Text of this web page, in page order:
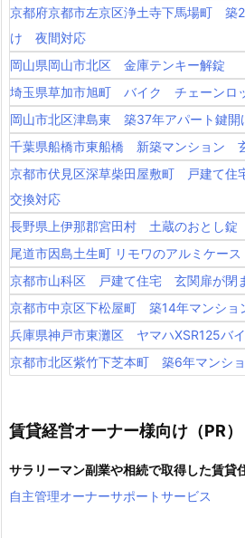
京都府京都市左京区浄土寺下馬場町
け 夜間対応
岡山県岡山市北区 金庫テンキー解錠
埼玉県草加市旭町 バイク チェーンロ
岡山市北区津島東 築37年アパート鍵
千葉県船橋市東船橋 新築マンション
京都市伏見区深草柴田屋敷町 戸建て
交換対応
長野県上伊那郡宮田村 土蔵のおとし
尾道市因島土生町 リモワのアルミケー
京都市山科区 戸建て住宅 玄関扉が閉
京都市中京区下松屋町 築14年マンショ
兵庫県神戸市東灘区 ヤマハXSR125バ
京都市北区紫竹下芝本町 築6年マンシ
賃貸経営オーナー様向け（PR）
サラリーマン副業や相続で取得した賃貸
自主管理オーナーサポートサービス